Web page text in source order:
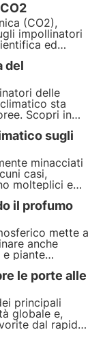
(CO2),
impollinatori
ed
l'ambiente
del
delle
sta
Scopri in
potrebbe
e sulla
sugli
minacciati
casi,
molteplici e
insetti o
Ma quali
articolo.
il profumo
mette a
anche
piante
in
e come questo
le porte alle
principali
globale e,
dal rapido